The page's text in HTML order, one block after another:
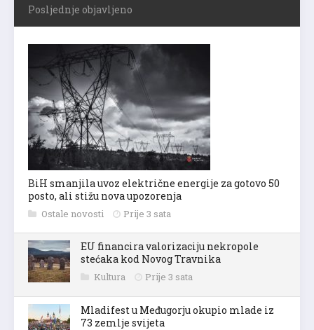
Posljednje objavljeno
BiH smanjila uvoz električne energije za gotovo 50
posto, ali stižu nova upozorenja
Ostale novosti Prije 3 sata
EU financira valorizaciju nekropole
stećaka kod Novog Travnika
Kultura Prije 3 sata
Mladifest u Međugorju okupio mlade iz
73 zemlje svijeta